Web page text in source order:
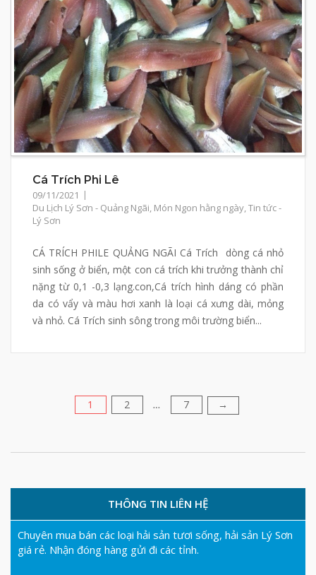
Cá Trích Phi Lê
09/11/2021
Du Lịch Lý Sơn - Quảng Ngãi Món Ngon hằng ngày Tin tức -
Lý Sơn
CÁ TRÍCH PHILE QUẢNG NGÃI Cá Trích dòng cá nhỏ
sinh sống ở biển, một con cá trích khi trưởng thành chỉ
nặng từ 0,1 -0,3 lạng.con,Cá trích hình dáng có phần
da có vẩy và màu hơi xanh là loại cá xưng dài, mỏng
và nhỏ. Cá Trích sinh sông trong môi trường biển...
1 2 … 7 →
THÔNG TIN LIÊN HỆ
Chuyên mua bán các loại hải sản tươi sống, hải sản Lý Sơn
giá rẻ. Nhận đóng hàng gửi đi các tỉnh.